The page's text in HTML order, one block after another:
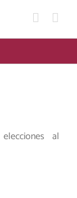
al